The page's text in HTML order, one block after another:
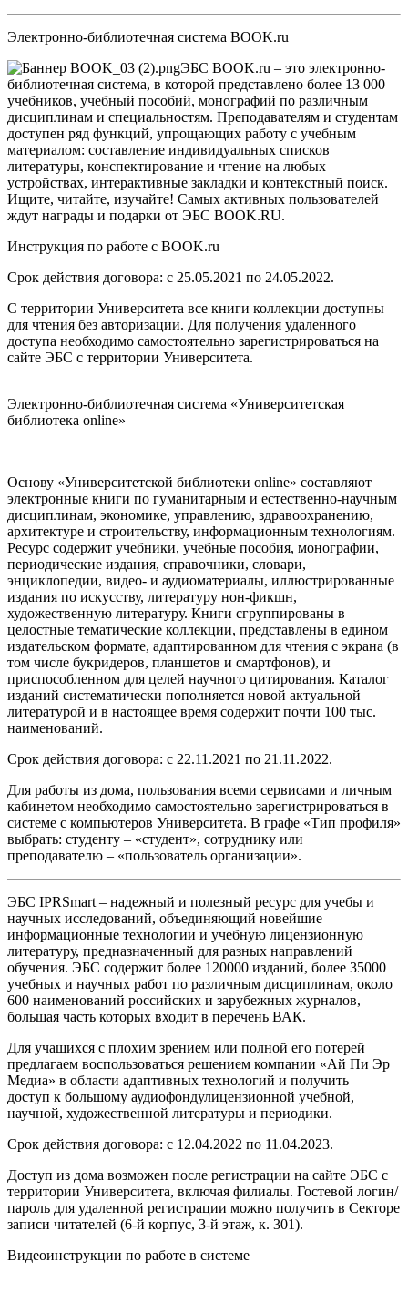
Электронно-библиотечная система BOOK.ru
ЭБС BOOK.ru – это электронно-
библиотечная система, в которой представлено более 13 000
учебников, учебный пособий, монографий по различным
дисциплинам и специальностям. Преподавателям и студентам
доступен ряд функций, упрощающих работу с учебным
материалом: составление индивидуальных списков
литературы, конспектирование и чтение на любых
устройствах, интерактивные закладки и контекстный поиск.
Ищите, читайте, изучайте! Самых активных пользователей
ждут награды и подарки от ЭБС BOOK.RU.
Инструкция по работе с BOOK.ru
Срок действия договора: с 25.05.2021 по 24.05.2022.
С территории Университета все книги коллекции доступны
для чтения без авторизации. Для получения удаленного
доступа необходимо самостоятельно зарегистрироваться на
сайте ЭБС с территории Университета.
Электронно-библиотечная система «Университетская
библиотека online»
Основу «Университетской библиотеки online» составляют
электронные книги по гуманитарным и естественно-научным
дисциплинам, экономике, управлению, здравоохранению,
архитектуре и строительству, информационным технологиям.
Ресурс содержит учебники, учебные пособия, монографии,
периодические издания, справочники, словари,
энциклопедии, видео- и аудиоматериалы, иллюстрированные
издания по искусству, литературу нон-фикшн,
художественную литературу. Книги сгруппированы в
целостные тематические коллекции, представлены в едином
издательском формате, адаптированном для чтения с экрана (в
том числе букридеров, планшетов и смартфонов), и
приспособленном для целей научного цитирования. Каталог
изданий систематически пополняется новой актуальной
литературой и в настоящее время содержит почти 100 тыс.
наименований.
Срок действия договора: с 22.11.2021 по 21.11.2022.
Для работы из дома, пользования всеми сервисами и личным
кабинетом необходимо самостоятельно зарегистрироваться в
системе с компьютеров Университета. В графе «Тип профиля»
выбрать: студенту – «студент», сотруднику или
преподавателю – «пользователь организации».
ЭБС IPRSmart – надежный и полезный ресурс для учебы и
научных исследований, объединяющий новейшие
информационные технологии и учебную лицензионную
литературу, предназначенный для разных направлений
обучения. ЭБС содержит более 120000 изданий, более 35000
учебных и научных работ по различным дисциплинам, около
600 наименований российских и зарубежных журналов,
большая часть которых входит в перечень ВАК.
Для учащихся с плохим зрением или полной его потерей
предлагаем воспользоваться решением компании «Ай Пи Эр
Медиа» в области адаптивных технологий и получить
доступ к большому аудиофондулицензионной учебной,
научной, художественной литературы и периодики.
Срок действия договора: с 12.04.2022 по 11.04.2023.
Доступ из дома возможен после регистрации на сайте ЭБС с
территории Университета, включая филиалы. Гостевой логин/
пароль для удаленной регистрации можно получить в Секторе
записи читателей (6-й корпус, 3-й этаж, к. 301).
Видеоинструкции по работе в системе